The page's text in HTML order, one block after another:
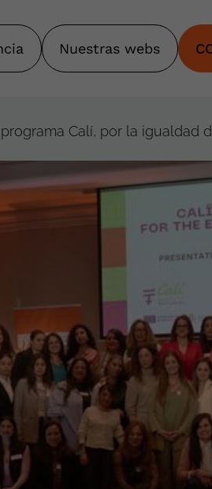
Nuestras webs
Calí, por la igualdad